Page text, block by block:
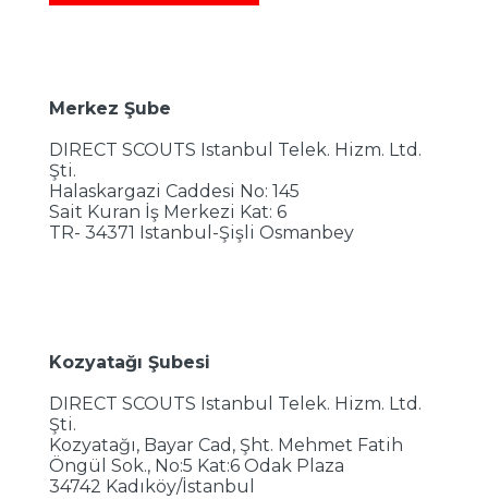
Merkez Şube
DIRECT SCOUTS Istanbul Telek. Hizm. Ltd.
Şti.
Halaskargazi Caddesi No: 145
Sait Kuran İş Merkezi Kat: 6
TR- 34371 Istanbul-Şişli Osmanbey
Kozyatağı Şubesi
DIRECT SCOUTS Istanbul Telek. Hizm. Ltd.
Şti.
Kozyatağı, Bayar Cad, Şht. Mehmet Fatih
Öngül Sok., No:5 Kat:6 Odak Plaza
34742 Kadıköy/İstanbul